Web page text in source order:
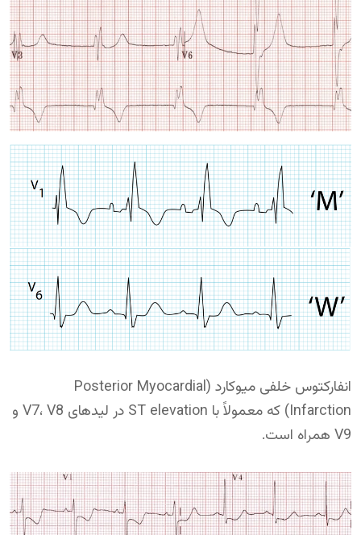
انفارکتوس خلفی میوکارد (Posterior Myocardial
Infarction) که معمولاً با ST elevation در لیدهای V7، V8 و
V9 همراه است.